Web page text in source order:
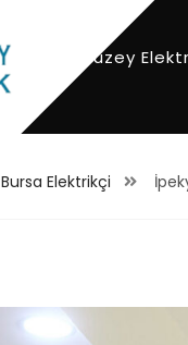
Kuzey
Bursa Elektrikçi